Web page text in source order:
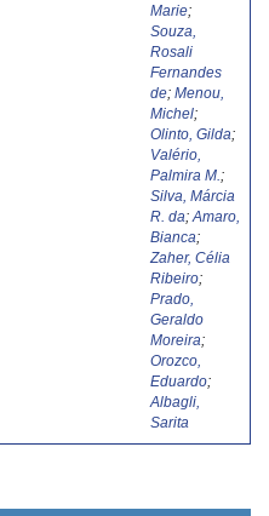
Marie;
Souza,
Rosali
Fernandes
de; Menou,
Michel;
Olinto, Gilda;
Valério,
Palmira M. ;
Silva, Márcia
R. da; Amaro,
Bianca;
Zaher, Célia
Ribeiro;
Prado,
Geraldo
Moreira;
Orozco,
Eduardo;
Albagli,
Sarita